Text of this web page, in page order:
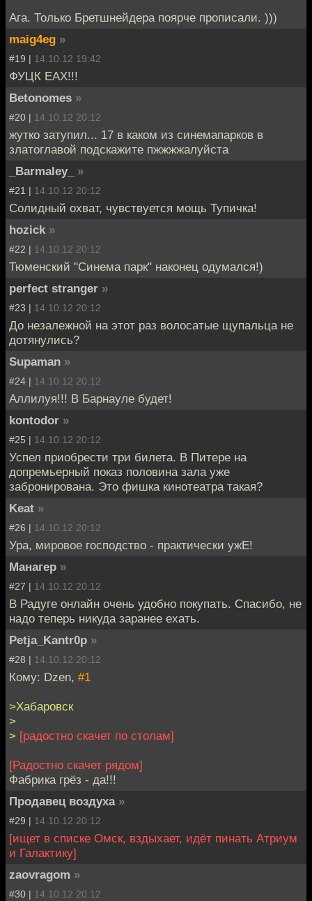
Ага. Только Бретшнейдера поярче прописали. )))
maig4eg »
#19 | 14.10.12 19:42
ФУЦК ЕАХ!!!
Betonomes »
#20 | 14.10.12 20:12
жутко затупил... 17 в каком из синемапарков в
златоглавой подскажите пжжжжалуйста
_Barmaley_
»
#21 | 14.10.12 20:12
Солидный охват, чувствуется мощь Тупичка!
hozick »
#22 | 14.10.12 20:12
Тюменский "Синема парк" наконец одумался!)
perfect stranger »
#23 | 14.10.12 20:12
До незалежной на этот раз волосатые щупальца не
дотянулись?
Supaman »
#24 | 14.10.12 20:12
Аллилуя!!! В Барнауле будет!
kontodor »
#25 | 14.10.12 20:12
Успел приобрести три билета. В Питере на
допремьерный показ половина зала уже
забронирована. Это фишка кинотеатра такая?
Keat »
#26 | 14.10.12 20:12
Ура, мировое господство - практически ужЕ!
Манагер »
#27 | 14.10.12 20:12
В Радуге онлайн очень удобно покупать. Спасибо, не
надо теперь никуда заранее ехать.
Petja_Kantr0p »
#28 | 14.10.12 20:12
Кому: Dzen, #1
>Хабаровск
>
> [радостно скачет по столам]
[Радостно скачет рядом]
Фабрика грёз - да!!!
Продавец воздуха »
#29 | 14.10.12 20:12
[ищет в списке Омск, вздыхает, идёт пинать Атриум
и Галактику]
zaovragom »
#30 | 14.10.12 20:12